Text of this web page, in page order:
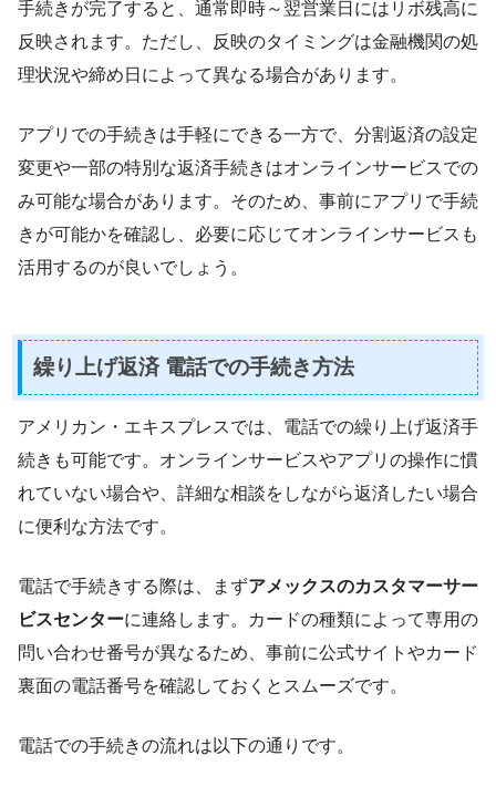
手続きが完了すると、通常即時～翌営業日にはリボ残高に
反映されます。ただし、反映のタイミングは金融機関の処
理状況や締め日によって異なる場合があります。
アプリでの手続きは手軽にできる一方で、分割返済の設定
変更や一部の特別な返済手続きはオンラインサービスでの
み可能な場合があります。そのため、事前にアプリで手続
きが可能かを確認し、必要に応じてオンラインサービスも
活用するのが良いでしょう。
繰り上げ返済 電話での手続き方法
アメリカン・エキスプレスでは、電話での繰り上げ返済手
続きも可能です。オンラインサービスやアプリの操作に慣
れていない場合や、詳細な相談をしながら返済したい場合
に便利な方法です。
電話で手続きする際は、まずアメックスのカスタマーサー
ビスセンターに連絡します。カードの種類によって専用の
問い合わせ番号が異なるため、事前に公式サイトやカード
裏面の電話番号を確認しておくとスムーズです。
電話での手続きの流れは以下の通りです。